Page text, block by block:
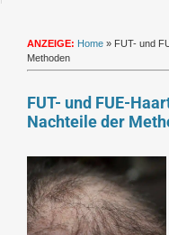
ANZEIGE: Home » FUT- und
Methoden
FUT- und FUE-
Nachteile der
grösseres
Bild